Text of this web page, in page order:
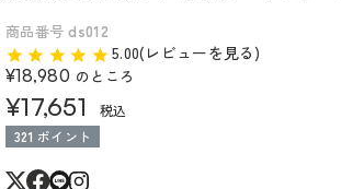
商品番号 ds012
5.00(レビューを見る)
¥18,980 のところ
¥17,651
税込
321 ポイント